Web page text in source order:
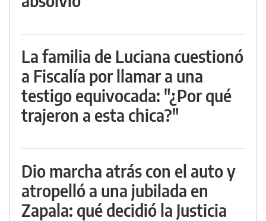
La familia de Luciana cuestionó
a Fiscalía por llamar a una
testigo equivocada: "¿Por qué
trajeron a esta chica?"
Dio marcha atrás con el auto y
atropelló a una jubilada en
Zapala: qué decidió la Justicia